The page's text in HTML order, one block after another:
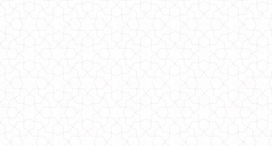
Модна жіноча шапка з вушками кішка
330.00грн.